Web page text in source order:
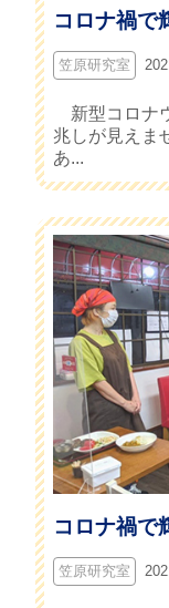
コロナ禍
笠原研究室
新型コロナ
兆しが見えま
あ...
コロナ禍
笠原研究室